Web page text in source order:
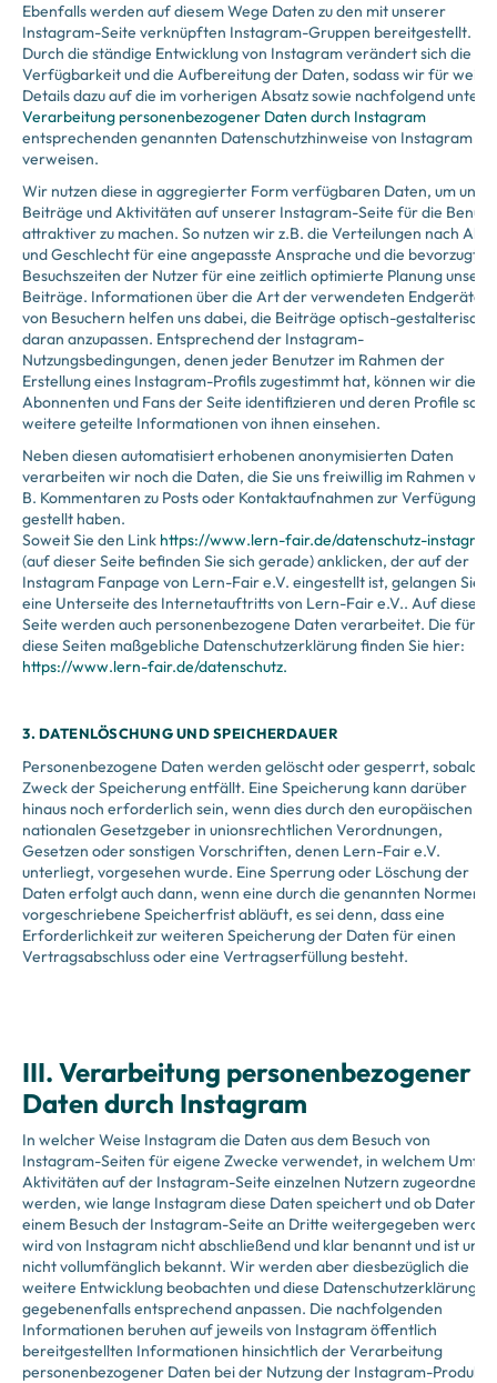
Ebenfalls werden auf diesem Wege Daten zu den mit unserer
Instagram-Seite verknüpften Instagram-Gruppen bereitgestellt.
Durch die ständige Entwicklung von Instagram verändert sich die
Verfügbarkeit und die Aufbereitung der Daten, sodass wir für
Details dazu auf die im vorherigen Absatz sowie nachfolgend unter
Verarbeitung personenbezogener Daten durch Instagram
entsprechenden genannten Datenschutzhinweise von Instagram
verweisen.
Wir nutzen diese in aggregierter Form verfügbaren Daten, um
Beiträge und Aktivitäten auf unserer Instagram-Seite für die
attraktiver zu machen. So nutzen wir z.B. die Verteilungen nach Alter
und Geschlecht für eine angepasste Ansprache und die bevorzugten
Besuchszeiten der Nutzer für eine zeitlich optimierte Planung
Beiträge. Informationen über die Art der verwendeten Endgeräte
von Besuchern helfen uns dabei, die Beiträge optisch-gestalterisch
daran anzupassen. Entsprechend der Instagram-
Nutzungsbedingungen, denen jeder Benutzer im Rahmen der
Erstellung eines Instagram-Profils zugestimmt hat, können wir die
Abonnenten und Fans der Seite identifizieren und deren Profile
weitere geteilte Informationen von ihnen einsehen.
Neben diesen automatisiert erhobenen anonymisierten Daten
verarbeiten wir noch die Daten, die Sie uns freiwillig im Rahmen von
B. Kommentaren zu Posts oder Kontaktaufnahmen zur Verfügung
gestellt haben.
Soweit Sie den Link https://www.lern-fair.de/datenschutz-instagram
(auf dieser Seite befinden Sie sich gerade) anklicken, der auf der
Instagram Fanpage von Lern-Fair e.V. eingestellt ist, gelangen Sie
eine Unterseite des Internetauftritts von Lern-Fair e.V.. Auf dieser
Seite werden auch personenbezogene Daten verarbeitet. Die für
diese Seiten maßgebliche Datenschutzerklärung finden Sie hier:
https://www.lern-fair.de/datenschutz.
3. DATENLÖSCHUNG UND SPEICHERDAUER
Personenbezogene Daten werden gelöscht oder gesperrt, sobald
Zweck der Speicherung entfällt. Eine Speicherung kann darüber
hinaus noch erforderlich sein, wenn dies durch den europäischen
nationalen Gesetzgeber in unionsrechtlichen Verordnungen,
Gesetzen oder sonstigen Vorschriften, denen Lern-Fair e.V.
unterliegt, vorgesehen wurde. Eine Sperrung oder Löschung der
Daten erfolgt auch dann, wenn eine durch die genannten Normen
vorgeschriebene Speicherfrist abläuft, es sei denn, dass eine
Erforderlichkeit zur weiteren Speicherung der Daten für einen
Vertragsabschluss oder eine Vertragserfüllung besteht.
III. Verarbeitung personenbezogener
Daten durch Instagram
In welcher Weise Instagram die Daten aus dem Besuch von
Instagram-Seiten für eigene Zwecke verwendet, in welchem
Aktivitäten auf der Instagram-Seite einzelnen Nutzern zugeordnet
werden, wie lange Instagram diese Daten speichert und ob Daten
einem Besuch der Instagram-Seite an Dritte weitergegeben
wird von Instagram nicht abschließend und klar benannt und ist uns
nicht vollumfänglich bekannt. Wir werden aber diesbezüglich die
weitere Entwicklung beobachten und diese Datenschutzerklärung
gegebenenfalls entsprechend anpassen. Die nachfolgenden
Informationen beruhen auf jeweils von Instagram öffentlich
bereitgestellten Informationen hinsichtlich der Verarbeitung
personenbezogener Daten bei der Nutzung der Instagram-